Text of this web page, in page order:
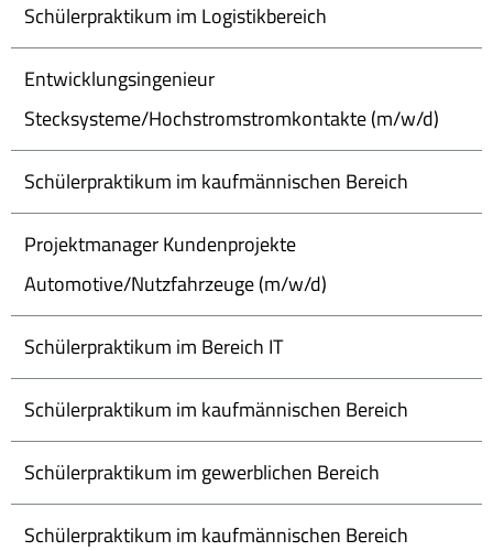
Schülerpraktikum im Logistikbereich
Entwicklungsingenieur
Stecksysteme/Hochstromstromkontakte (m/w/d)
Schülerpraktikum im kaufmännischen Bereich
Projektmanager Kundenprojekte
Automotive/Nutzfahrzeuge (m/w/d)
Schülerpraktikum im Bereich IT
Schülerpraktikum im kaufmännischen Bereich
Schülerpraktikum im gewerblichen Bereich
Schülerpraktikum im kaufmännischen Bereich